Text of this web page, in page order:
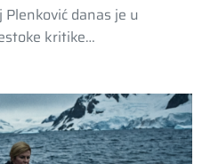
Plenković danas je u
kritike…